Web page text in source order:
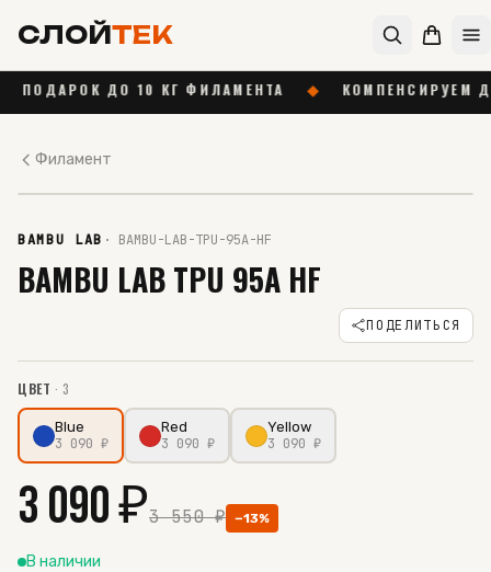
СЛОЙТЕК
ДО 10 КГ ФИЛАМЕНТА ◆ КОМПЕНСИРУЕМ
Филамент
BAMBU LAB · BAMBU-LAB-TPU-95A-HF
BAMBU LAB TPU 95A HF
ПОДЕЛИТЬСЯ
ЦВЕТ · 3
Blue
3 090 ₽
Red
3 090 ₽
Yellow
3 090 ₽
3 090₽3 550₽ −13%
В наличии